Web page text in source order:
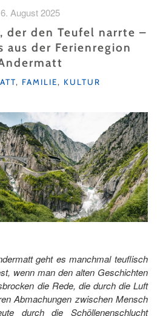
"
6. August 2025
der den Teufel narrte –
aus der Ferienregion
, FAMILIE, KULTUR
geht es manchmal teuflisch
wenn man den alten Geschichten
die Rede, die durch die Luft
Abmachungen zwischen Mensch
durch die Schöllenenschlucht